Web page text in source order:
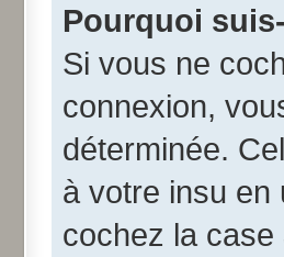
Pourquoi
Si vous ne
connexion,
déterminée.
à votre insu en
cochez la case